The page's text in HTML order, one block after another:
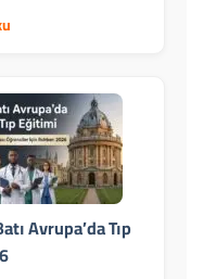
Avrupa’da Tıp